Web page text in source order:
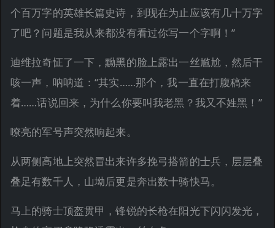
个百万字的英雄长篇史诗，到现在为止应该有几十万字
了吧？问题是我从来都没有看过你写一个字啊！”
迪维拉奇怔了一下，黝黑的脸上露出一丝尴尬，然后干
咳一声，呐呐道：“其实……那个，我一直在打腹稿来
着……话说回来，为什么你要叫我老黑？我又不姓黑！”
嘹亮的军号声突然响起来。
从两侧高地上突然冒出来许多挽弓搭箭的士兵，层层叠
叠足有数千人，山坳后更是奔出数十骑快马。
马上的骑士顶盔贯甲，锋锐的长枪在阳光下闪闪发光，